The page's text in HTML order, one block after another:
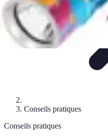
Conseils pratiques
Conseils pratiques